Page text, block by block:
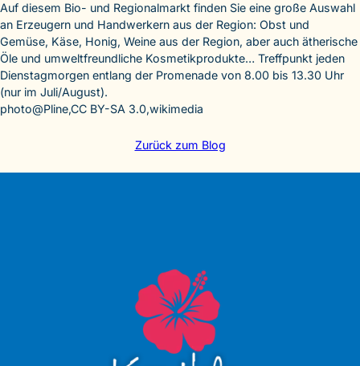
Auf diesem Bio- und Regionalmarkt finden Sie eine große Auswahl
an Erzeugern und Handwerkern aus der Region: Obst und
Gemüse, Käse, Honig, Weine aus der Region, aber auch ätherische
Öle und umweltfreundliche Kosmetikprodukte… Treffpunkt jeden
Dienstagmorgen entlang der Promenade von 8.00 bis 13.30 Uhr
(nur im Juli/August).
photo@Pline,CC BY-SA 3.0,wikimedia
Zurück zum Blog